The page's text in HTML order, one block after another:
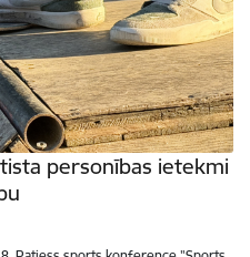
personības ietekmi